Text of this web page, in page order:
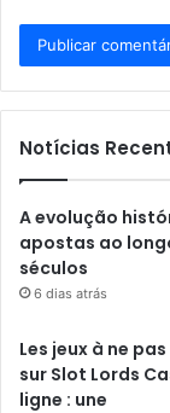
Notícias
A evolução
apostas ao
séculos
6 dias atrás
Les jeux à ne
sur Slot Lords
ligne : une